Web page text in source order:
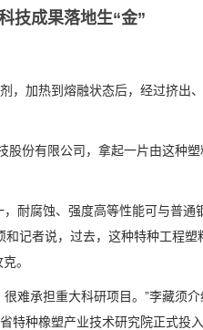
技成果落地生“金”
加热到熔融状态后，经过挤出
份有限公司，拿起一片由这种塑
腐蚀、强度高等性能可与普通
记者说，过去，这种特种工程
。
承担重大科研项目。”李藏须
特种橡塑产业技术研究院正式投入